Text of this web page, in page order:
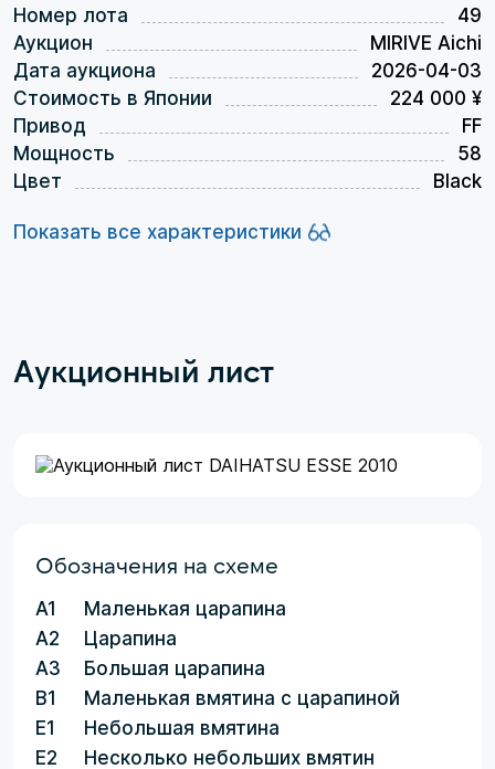
Номер лота
49
Аукцион
MIRIVE Aichi
Дата аукциона
2026-04-03
Стоимость в Японии
224 000 ¥
Привод
FF
Мощность
58
Цвет
Black
Показать все характеристики
Аукционный лист
Обозначения на схеме
A1
Маленькая царапина
A2
Царапина
A3
Большая царапина
B1
Маленькая вмятина с царапиной
E1
Небольшая вмятина
E2
Несколько небольших вмятин